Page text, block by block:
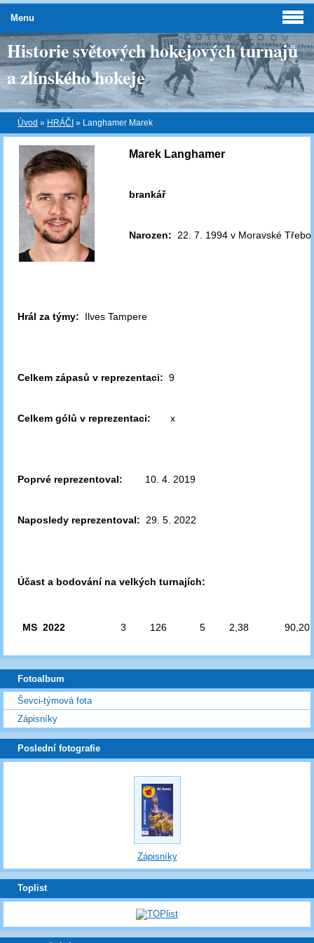
Historie světových hokejových turnajů
a zlínského hokeje
Úvod » HRÁČI » Langhamer Marek
Marek Langhamer
brankář
Narozen: 22. 7. 1994 v Moravské
Hrál za týmy: Ilves Tampere
Celkem zápasů v reprezentaci: 9
Celkem gólů v reprezentaci: x
Poprvé reprezentoval: 10. 4. 2019
Naposledy reprezentoval: 29. 5. 2022
Účast a bodování na velkých turnajích:
MS 2022 3 126 5 2,38 90,20
Menu
Fotoalbum
Ševci-týmová fota
Zápisníky
Poslední fotografie
Zápisníky
Toplist